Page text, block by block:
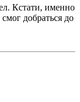
Кстати, именно
добраться до